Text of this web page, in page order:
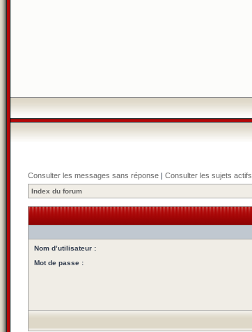
Consulter les messages sans réponse | Consulter les sujets actifs
Index du forum
Nom d’utilisateur :
Mot de passe :